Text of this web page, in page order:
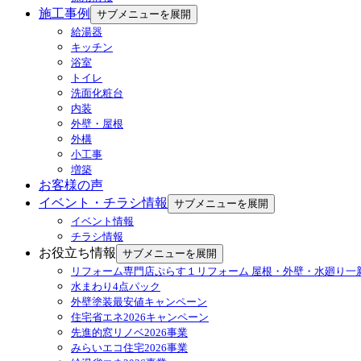
施工事例
サブメニューを展開
給湯器
キッチン
浴室
トイレ
洗面化粧台
内装
外壁・屋根
外構
小工事
増築
お客様の声
イベント・チラシ情報
サブメニューを展開
イベント情報
チラシ情報
お役立ち情報
サブメニューを展開
リフォーム専門店ぷらす１リフォーム 屋根・外壁・水廻り一
水まわり4点パック
外壁塗装最安値キャンペーン
住宅省エネ2026キャンペーン
先進的窓リノベ2026事業
みらいエコ住宅2026事業